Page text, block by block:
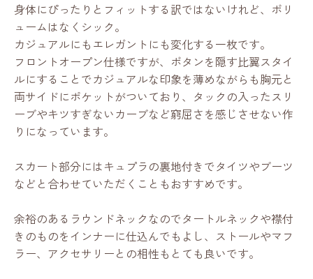
身体にぴったりとフィットする訳ではないけれど、ボリ
ュームはなくシック。
カジュアルにもエレガントにも変化する一枚です。
フロントオープン仕様ですが、ボタンを隠す比翼スタイ
ルにすることでカジュアルな印象を薄めながらも胸元と
両サイドにポケットがついており、タックの入ったスリ
ーブやキツすぎないカーブなど窮屈さを感じさせない作
りになっています。
スカート部分にはキュプラの裏地付きでタイツやブーツ
などと合わせていただくこともおすすめです。
余裕のあるラウンドネックなのでタートルネックや襟付
きのものをインナーに仕込んでもよし、ストールやマフ
ラー、アクセサリーとの相性もとても良いです。